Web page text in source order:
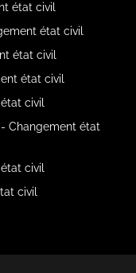
état civil
état civil
état civil
état civil
civil
Changement état
civil
civil